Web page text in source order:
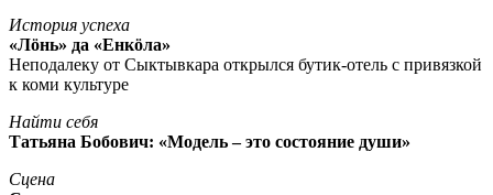
История успеха
«Лöнь» да «Енкöла»
Неподалеку от Сыктывкара открылся бутик-отель с привязкой
к коми культуре
Найти себя
Татьяна Бобович: «Модель – это состояние души»
Сцена